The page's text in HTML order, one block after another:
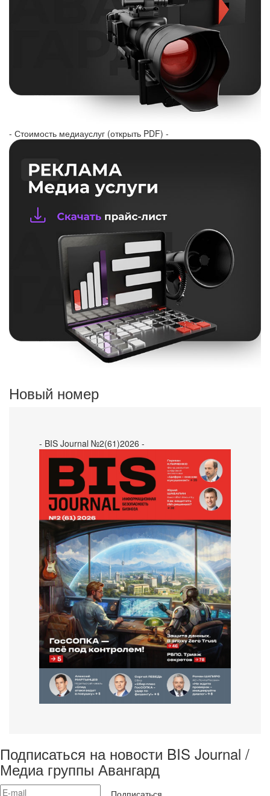
- Стоимость медиауслуг (открыть PDF) -
Новый номер
- BIS Journal №2(61)2026 -
Подписаться на новости BIS Journal /
Медиа группы Авангард
Подписаться